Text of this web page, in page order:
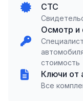
СТС
Осмотр и
стоимость
Ключи от
Все